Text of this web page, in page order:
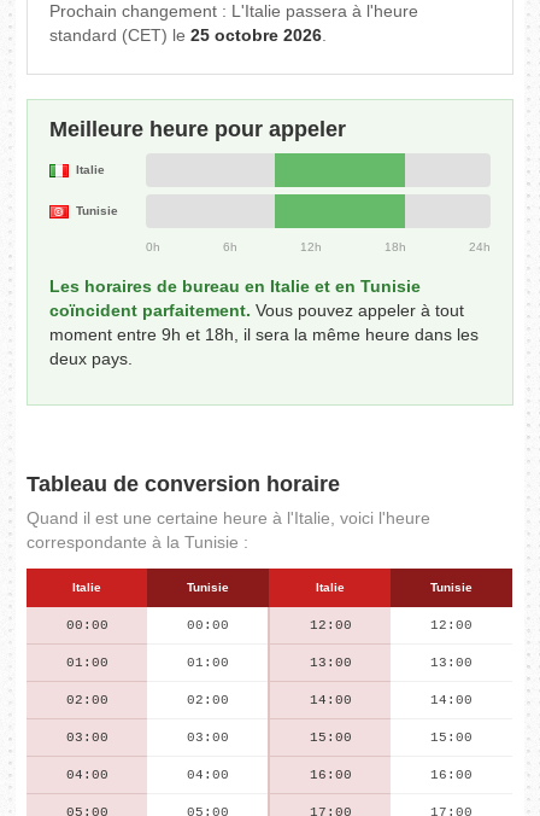
Prochain changement : L'Italie passera à l'heure
standard (CET) le25 octobre 2026.
Meilleure heure pour appeler
Italie
Tunisie
0h 6h 12h 18h 24h
Les horaires de bureau en Italie et en Tunisie
coïncident parfaitement. Vous pouvez appeler à tout
moment entre 9h et 18h, il sera la même heure dans les
deux pays.
Tableau de conversion horaire
Quand il est une certaine heure à l'Italie, voici l'heure
correspondante à la Tunisie :
Italie Tunisie Italie Tunisie
00:00 00:00 12:00 12:00
01:00 01:00 13:00 13:00
02:00 02:00 14:00 14:00
03:00 03:00 15:00 15:00
04:00 04:00 16:00 16:00
05:00 05:00 17:00 17:00